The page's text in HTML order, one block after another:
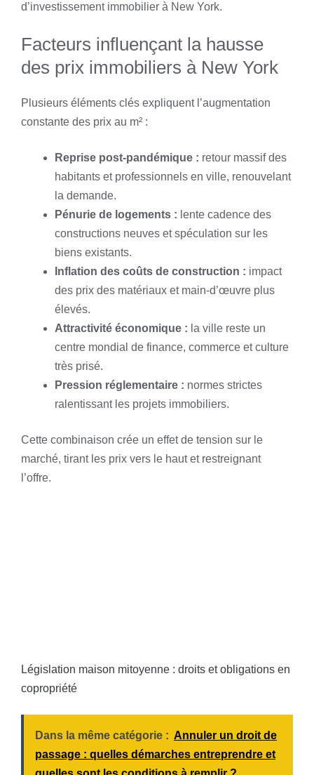
d’investissement immobilier à New York.
Facteurs influençant la hausse
des prix immobiliers à New York
Plusieurs éléments clés expliquent l’augmentation
constante des prix au m² :
Reprise post-pandémique : retour massif des
habitants et professionnels en ville, renouvelant
la demande.
Pénurie de logements : lente cadence des
constructions neuves et spéculation sur les
biens existants.
Inflation des coûts de construction : impact
des prix des matériaux et main-d’œuvre plus
élevés.
Attractivité économique : la ville reste un
centre mondial de finance, commerce et culture
très prisé.
Pression réglementaire : normes strictes
ralentissant les projets immobiliers.
Cette combinaison crée un effet de tension sur le
marché, tirant les prix vers le haut et restreignant
l’offre.
Législation maison mitoyenne : droits et obligations en
copropriété
Dans la même catégorie : Annuler un droit de
passage : quelles démarches entreprendre et